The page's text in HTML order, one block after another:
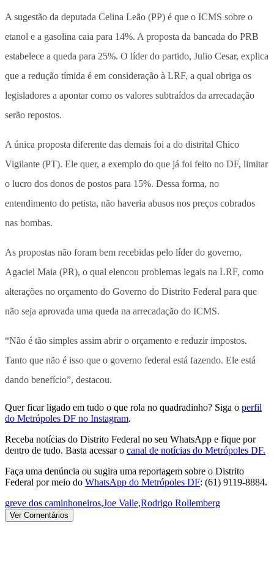
A sugestão da deputada Celina Leão (PP) é que o ICMS sobre o
etanol e a gasolina caia para 14%. A proposta da bancada do PRB
estabelece a queda para 25%. O líder do partido, Julio Cesar, explica
que a redução tímida é em consideração à LRF, a qual obriga os
legisladores a apontar como os valores subtraídos da arrecadação
serão repostos.
A única proposta diferente das demais foi a do distrital Chico
Vigilante (PT). Ele quer, a exemplo do que já foi feito no DF, limitar
o lucro dos donos de postos para 15%. Dessa forma, no
entendimento do petista, não haveria abusos nos preços cobrados
nas bombas.
As propostas não foram bem recebidas pelo líder do governo,
Agaciel Maia (PR), o qual elencou problemas legais na LRF, como
alterações no orçamento do Governo do Distrito Federal para que
não seja aprovada uma queda na arrecadação do ICMS.
“Não é tão simples assim abrir o orçamento e reduzir impostos.
Tanto que não é isso que o governo federal está fazendo. Ele está
dando benefício”, destacou.
Quer ficar ligado em tudo o que rola no quadradinho? Siga o perfil
do Metrópoles DF no Instagram.
Receba notícias do Distrito Federal no seu WhatsApp e fique por
dentro de tudo. Basta acessar o canal de notícias do Metrópoles DF.
Faça uma denúncia ou sugira uma reportagem sobre o Distrito
Federal por meio do WhatsApp do Metrópoles DF: (61) 9119-8884.
greve dos caminhoneiros,Joe Valle,Rodrigo Rollemberg
Ver Comentários